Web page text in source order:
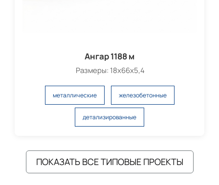
Ангар 1188 м
Размеры: 18х66х5,4
металлические железобетонные
детализированные
ПОКАЗАТЬ ВСЕ ТИПОВЫЕ ПРОЕКТЫ